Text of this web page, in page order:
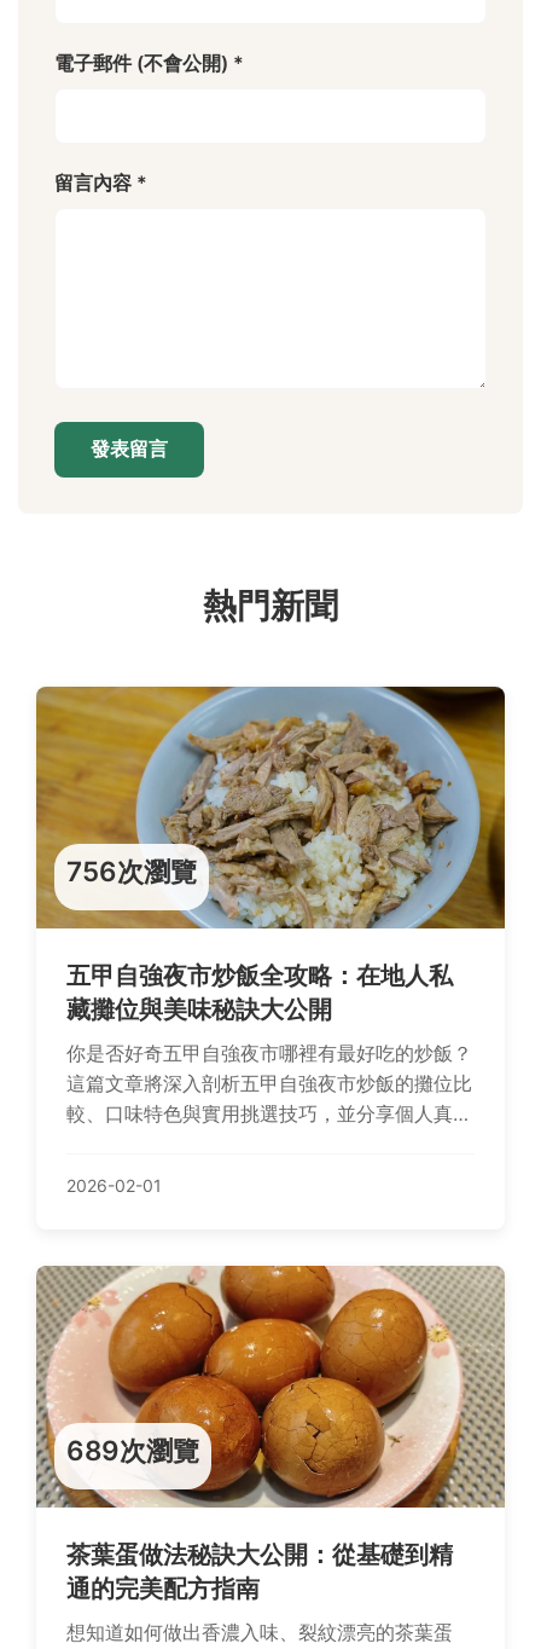
電子郵件 (不會公開) *
留言內容 *
發表留言
熱門新聞
756次瀏覽
五甲自強夜市炒飯全攻略：在地人私
藏攤位與美味秘訣大公開
你是否好奇五甲自強夜市哪裡有最好吃的炒飯？
這篇文章將深入剖析五甲自強夜市炒飯的攤位比
較、口味特色與實用挑選技巧，並分享個人真實
擇。從老字號到創新口味，一次滿足你的美食探
2026-02-01
689次瀏覽
茶葉蛋做法秘訣大公開：從基礎到精
通的完美配方指南
想知道如何做出香濃入味、裂紋漂亮的茶葉蛋